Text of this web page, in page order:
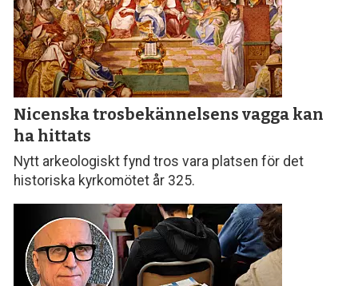
Nicenska tros­bekännelsens vagga kan
ha hittats
Nytt arkeologiskt fynd tros vara platsen för det
historiska kyrkomötet år 325.